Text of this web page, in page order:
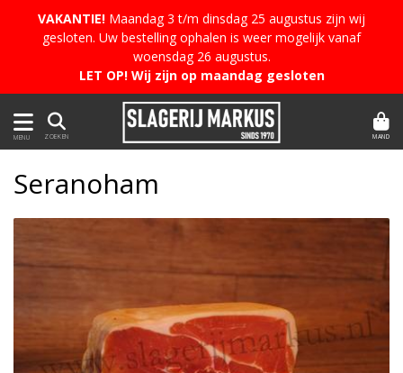
VAKANTIE! Maandag 3 t/m dinsdag 25 augustus zijn wij
gesloten. Uw bestelling ophalen is weer mogelijk vanaf
woensdag 26 augustus.
LET OP! Wij zijn op maandag gesloten
MENU ZOEKEN MAND
Seranoham